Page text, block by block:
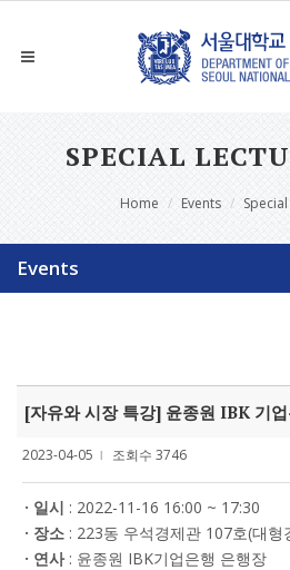
SPECIAL
Home Events
Events
[자유와 시장 특강] 윤종원 IBK 기
2023-04-05 l 조회수 3746
· 일시 : 2022-11-16 16:00 ~ 17:30
· 장소 : 223동 우석경제관 107호(대형
· 연사: 윤종원 IBK기업은행 은행장